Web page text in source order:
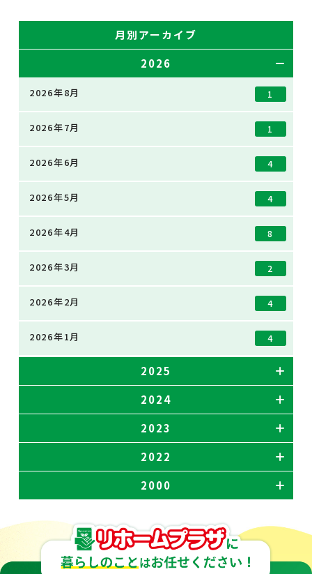
月別アーカイブ
2026
2026年8月 1
2026年7月 1
2026年6月 4
2026年5月 4
2026年4月 8
2026年3月 2
2026年2月 4
2026年1月 4
2025
2024
2023
2022
2000